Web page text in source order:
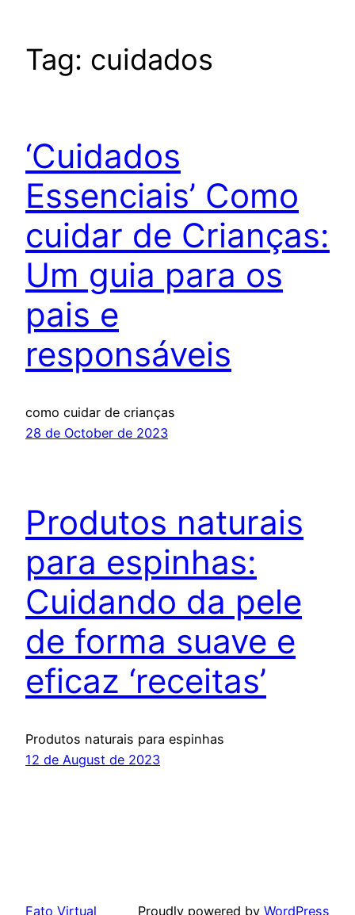
Tag: cuidados
‘Cuidados
Essenciais’ Como
cuidar de Crianças:
Um guia para os
pais e
responsáveis
como cuidar de crianças
28 de October de 2023
Produtos naturais
para espinhas:
Cuidando da pele
de forma suave e
eficaz ‘receitas’
Produtos naturais para espinhas
12 de August de 2023
Fato Virtual Proudly powered by WordPress